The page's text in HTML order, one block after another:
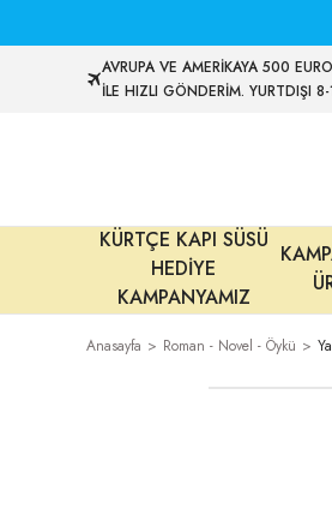
AVRUPA VE AMERİKAYA 500
İLE HIZLI GÖNDERİM. YURTDIŞI
KÜRTÇE KAPI SÜSÜ
HEDİYE
KAMPANYAMIZ
Anasayfa Roman - Novel - Öykü